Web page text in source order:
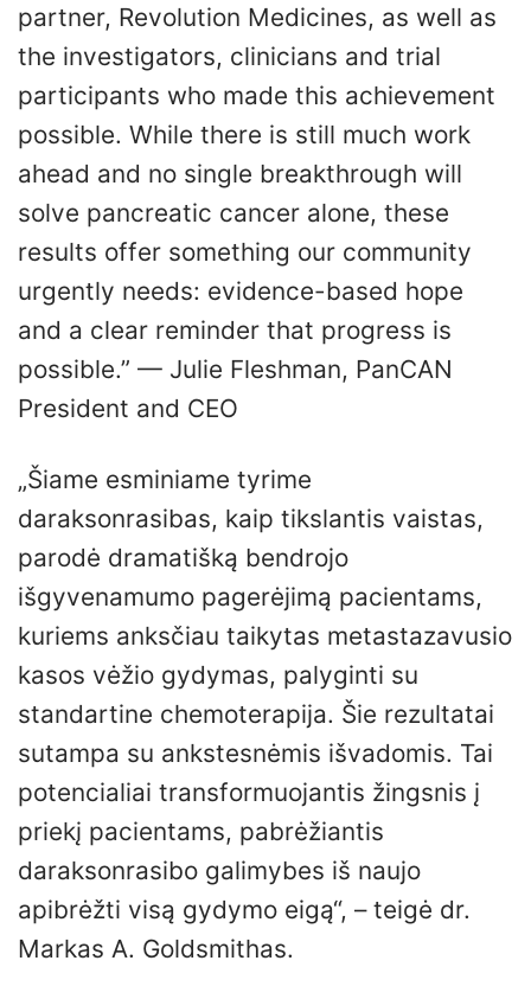
partner, Revolution Medicines, as well as
the investigators, clinicians and trial
participants who made this achievement
possible. While there is still much work
ahead and no single breakthrough will
solve pancreatic cancer alone, these
results offer something our community
urgently needs: evidence-based hope
and a clear reminder that progress is
possible.” — Julie Fleshman, PanCAN
President and CEO
„Šiame esminiame tyrime
daraksonrasibas, kaip tikslantis vaistas,
parodė dramatišką bendrojo
išgyvenamumo pagerėjimą pacientams,
kuriems anksčiau taikytas metastazavusio
kasos vėžio gydymas, palyginti su
standartine chemoterapija. Šie rezultatai
sutampa su ankstesnėmis išvadomis. Tai
potencialiai transformuojantis žingsnis į
priekį pacientams, pabrėžiantis
daraksonrasibo galimybes iš naujo
apibrėžti visą gydymo eigą“, – teigė dr.
Markas A. Goldsmithas.